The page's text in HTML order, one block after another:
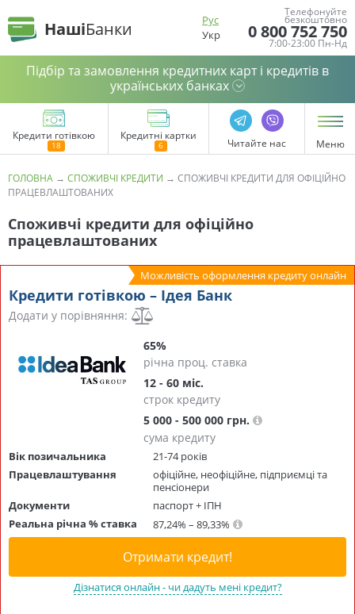
НашіБанки
Рус
Укр
Телефонуйте
безкоштовно
0 800 752 750
7:00-23:00 Пн-Нд
Підбір та замовлення кредитних карт і кредитів в
українських банках
Кредити готівкою Кредитні картки
Читайте нас Меню
ГОЛОВНА → СПОЖИВЧІ КРЕДИТИ → СПОЖИВЧІ КРЕДИТИ ДЛЯ ОФІЦІЙНО
ПРАЦЕВЛАШТОВАНИХ
Споживчі кредити для офіційно
працевлаштованих
Можливість оформлення кредиту онлайн
Кредити готівкою – Ідея Банк
Додати у порівняння:
65%
річна проц. ставка
12 - 60 міс.
строк кредиту
5 000 - 500 000 грн.
сума кредиту
Вік позичальника
21-74 років
Працевлаштування
офіційне, неофіційне, підприємці та
пенсіонери
Документи
паспорт + ІПН
Реальна річна % ставка
87,24% – 89,33%
Отримати кредит!
Дізнатися онлайн - чи дадуть мені кредит?